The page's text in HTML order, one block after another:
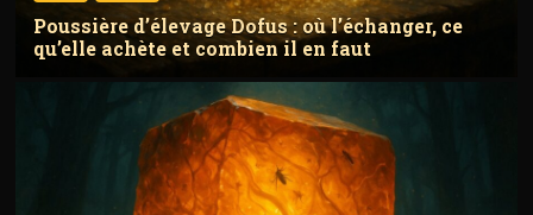
Poussière d’élevage Dofus : où l’échanger, ce
qu’elle achète et combien il en faut